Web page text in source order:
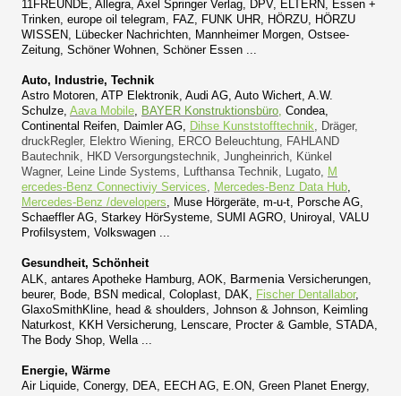
11FREUNDE, Allegra, Axel Springer Verlag, DPV, ELTERN, Essen +
Trinken, europe oil telegram , FAZ, FUNK UHR, HÖRZU, HÖRZU
WISSEN, Lübecker Nachrichten, Mannheimer Morgen, Ostsee-
Zeitung, Schöner Wohnen, Schöner Essen ...
Auto, Industrie, Technik
Astro Motoren, ATP Elektronik, Audi AG, Auto Wichert, A.W.
Schulze, Aava Mobile BAYER Konstruktionsbüro Condea,
Continental Reifen, Daimler AG,
Dihse Kunststofftechnik , Dräger,
druckRegler, Elektro Wiening, ERCO Beleuchtung, FAHLAND
Bautechnik, HKD Versorgungstechnik, Jungheinrich, Künkel
Wagner, Leine Linde Systems, Lufthansa Technik, Lugato,
M​
ercedes-Benz Connectiviy Services
Mercedes-Benz Data Hub
Mercedes-Benz /developers , Muse Hörgeräte, m-u-t, Porsche AG,
Schaeffler AG, Starkey HörSysteme, SUMI AGRO, Uniroyal, VALU
Profilsystem, Volkswagen ...
Gesundheit, Schönheit
ALK, antares Apotheke Hamburg, AOK, Barmenia Versicherungen,
beurer, Bode, BSN medical, Coloplast, DAK,
Fischer Dentallabor,
GlaxoSmithKline, head & shoulders, Johnson & Johnson, Keimling
Naturkost, KKH Versicherung, Lenscare, Procter & Gamble, STADA,
The Body Shop, Wella ...
Energie, Wärme
Air Liquide, Conergy, DEA, EECH AG, E.ON, Green Planet Energy,